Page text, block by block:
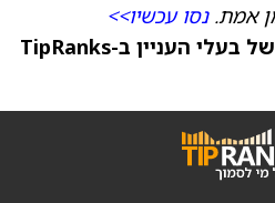
אמת.נסו עכשיו>>
ראו את המניות החמות של בעלי העניין ב-TipRanks